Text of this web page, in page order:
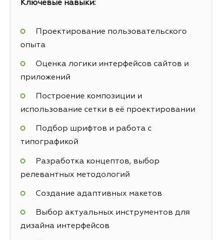
Ключевые навыки:
Проектирование пользовательского
опыта
Оценка логики интерфейсов сайтов и
приложений
Построение композиции и
использование сетки в её проектировании
Подбор шрифтов и работа с
типографикой
Разработка концептов, выбор
релевантных методологий
Создание адаптивных макетов
Выбор актуальных инструментов для
дизайна интерфейсов